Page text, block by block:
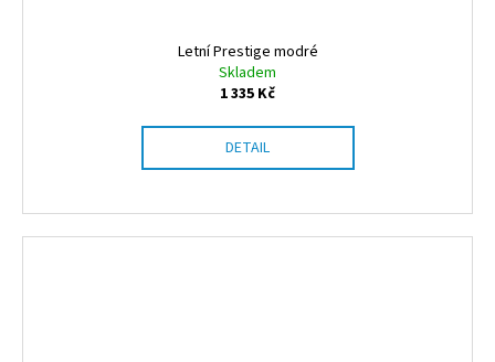
Letní Prestige modré
Skladem
1 335 Kč
DETAIL